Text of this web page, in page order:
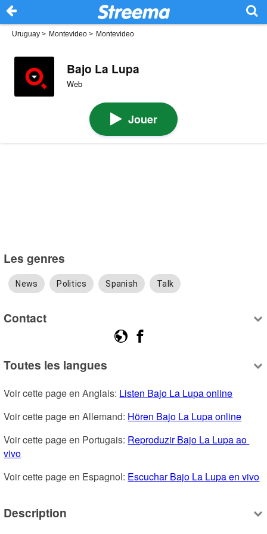
Uruguay > Montevideo > Montevideo
Bajo La Lupa
Web
Jouer
Les genres
News Politics Spanish Talk
Contact
Toutes les langues
Voir cette page en Anglais: Listen Bajo La Lupa online
Voir cette page en Allemand: Hören Bajo La Lupa online
Voir cette page en Portugais: Reproduzir Bajo La Lupa ao
vivo
Voir cette page en Espagnol: Escuchar Bajo La Lupa en vivo
Description